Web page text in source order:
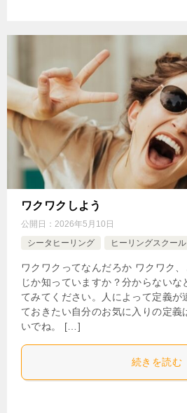
ワクワクしよう
公開日： 2026年5月10日
シータヒーリング
ヒーリングスクール
ワクワクってなんだろか ワクワク
じか知っていますか？分からないな
てみてください。人によって定義が
ておきたい自分のお気に入りの定義
いでね。 […]
続きを読む